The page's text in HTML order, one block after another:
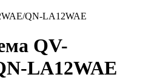
QN-LA12WAE
QV-
LA12WAE